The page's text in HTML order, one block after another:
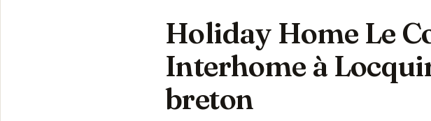
Holiday Home Le
Interhome à
breton